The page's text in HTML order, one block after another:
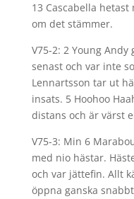
13 Cascabella
om det stämmer.
V75-2: 2 Young
senast och var inte
Lennartsson tar ut
insats. 5 Hoohoo
distans och är värst
V75-3: Min 6
med nio hästar.
och var jättefin. Allt
öppna ganska